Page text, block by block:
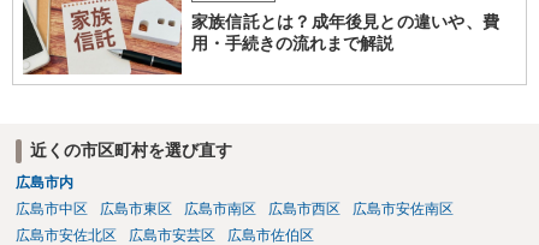
家族信託とは？成年後見との違いや、費
用・手続きの流れまで解説
近くの市区町村を選び直す
広島市内
広島市中区
広島市東区 広島市南区 広島市西区
広島市安佐南区
広島市安佐北区
広島市安芸区 広島市佐伯区